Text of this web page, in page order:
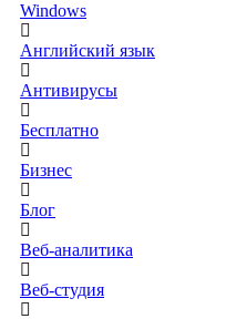
Windows
Английский язык
Антивирусы
Бесплатно
Бизнес
Блог
Веб-аналитика
Веб-студия